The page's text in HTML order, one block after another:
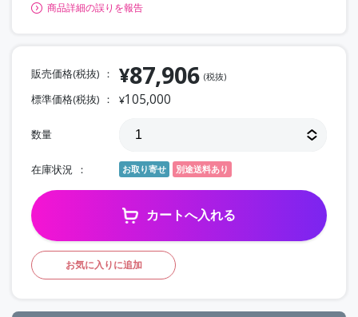
商品詳細の誤りを報告
販売価格(税抜) ¥87,906 (税抜)
標準価格(税抜) ¥105,000
数量
在庫状況 お取り寄せ 別途送料あり
カートへ入れる
お気に入りに追加